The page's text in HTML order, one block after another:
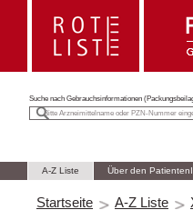
Suche nach Gebrauchsinformationen
A-Z Liste Über den
Startseite A-Z Liste